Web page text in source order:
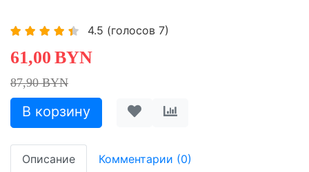
Хит
4.5 (голосов 7)
61,00 BYN
87,90 BYN
Описание Комментарии (0)